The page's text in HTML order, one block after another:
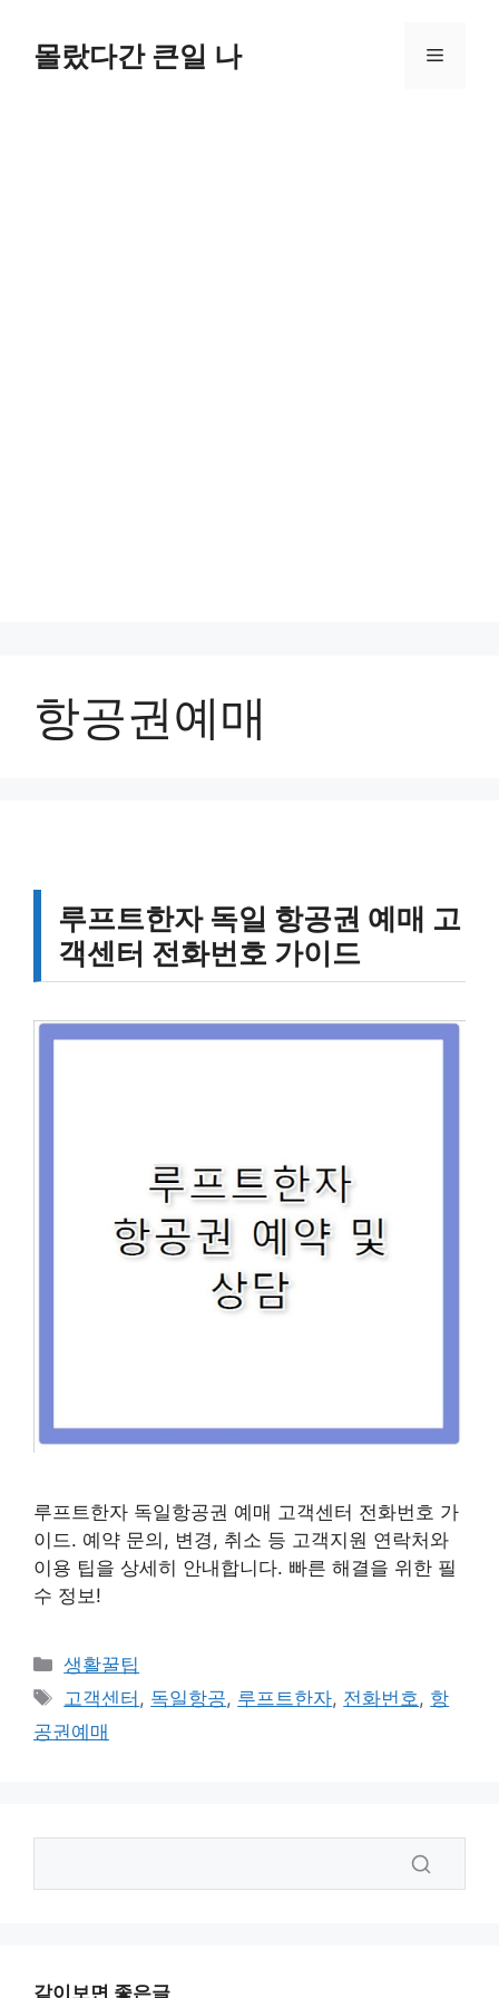
몰랐다간 큰일 나 메
항공권예매
루프트한자 독일 항공권 예매 고
객센터 전화번호 가이드
루프트한자 독일항공권 예매 고객센터 전화번호 가
이드. 예약 문의, 변경, 취소 등 고객지원 연락처와
이용 팁을 상세히 안내합니다. 빠른 해결을 위한 필
수 정보!
카
테
리
생활꿀팁
태
그
고객센터 , 독일항공, 루프트한자, 전화번호, 항
공권예매
같이보면 좋은글